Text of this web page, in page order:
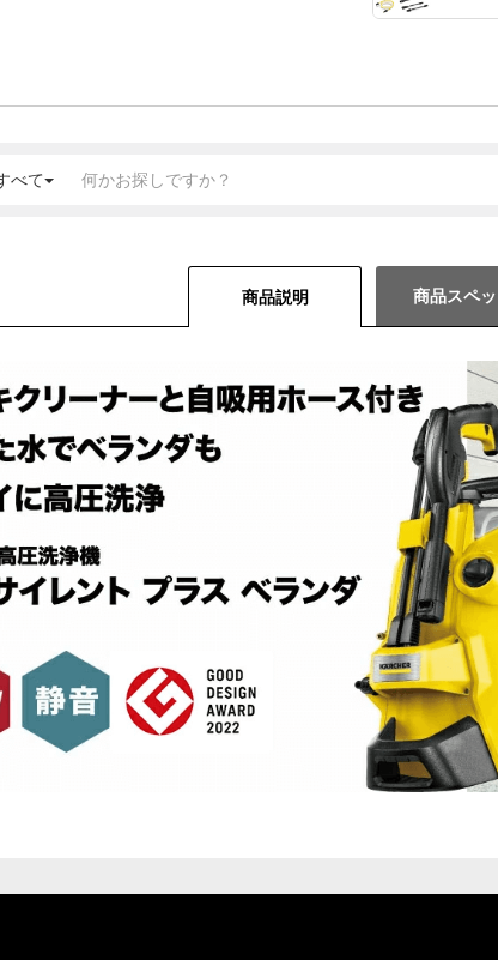
べて
商品説明 商品スペッ